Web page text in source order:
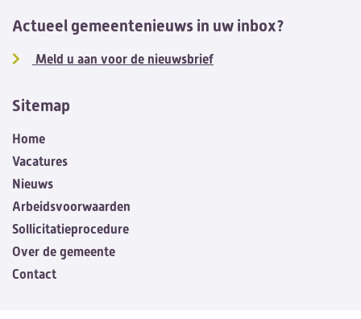
Actueel gemeentenieuws in uw inbox?
Meld u aan voor de nieuwsbrief
Sitemap
Home
Vacatures
Nieuws
Arbeidsvoorwaarden
Sollicitatieprocedure
Over de gemeente
Contact